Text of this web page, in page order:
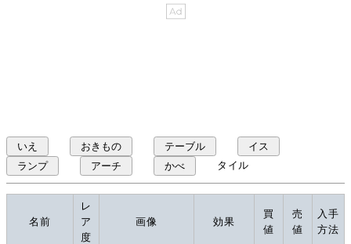
いえ おきもの テーブル
イス
ランプ
アーチ かべ タイル
名前
レ
ア
度
画像 効果
買
値
売
値
入手
方法